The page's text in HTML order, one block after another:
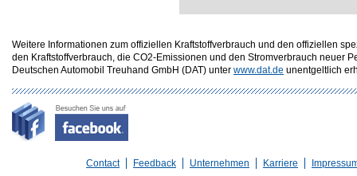
Weitere Informationen zum offiziellen Kraftstoffverbrauch und den offiziellen
den Kraftstoffverbrauch, die CO2-Emissionen und den Stromverbrauch neuer
Deutschen Automobil Treuhand GmbH (DAT) unter www.dat.de unentgeltlich
Contact Feedback Unternehmen Karriere